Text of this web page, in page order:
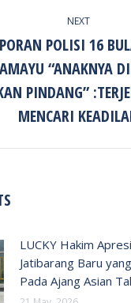
NEXT
Next
post:
POLISI 16
“ANAKNYA
PINDANG”
MENCARI
LUCKY Hakim
Jatibarang Baru
Pada Ajang Asian